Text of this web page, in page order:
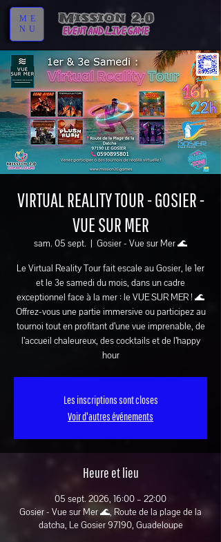
ME
NU
VIRTUAL REALITY TOUR - GOSIER -
VUE SUR MER
sam. 05 sept.
  |
Gosier - Vue sur Mer 🌊
Le Virtual Reality Tour fait escale au Gosier, le 1er
et le 3e samedi du mois, dans un cadre
exceptionnel face à la mer : le VUE SUR MER ! 🌊
Offrez-vous une partie immersive ou participez au
tournoi tout en profitant d’une vue imprenable, de
l’accueil chaleureux, des cocktails et de l’happy
hour
Les inscriptions sont closes
Voir d'autres événements
Heure et lieu
05 sept. 2026, 16:00 – 22:00
Gosier - Vue sur Mer 🌊, Route de la plage de la
datcha, Le Gosier 97190, Guadeloupe